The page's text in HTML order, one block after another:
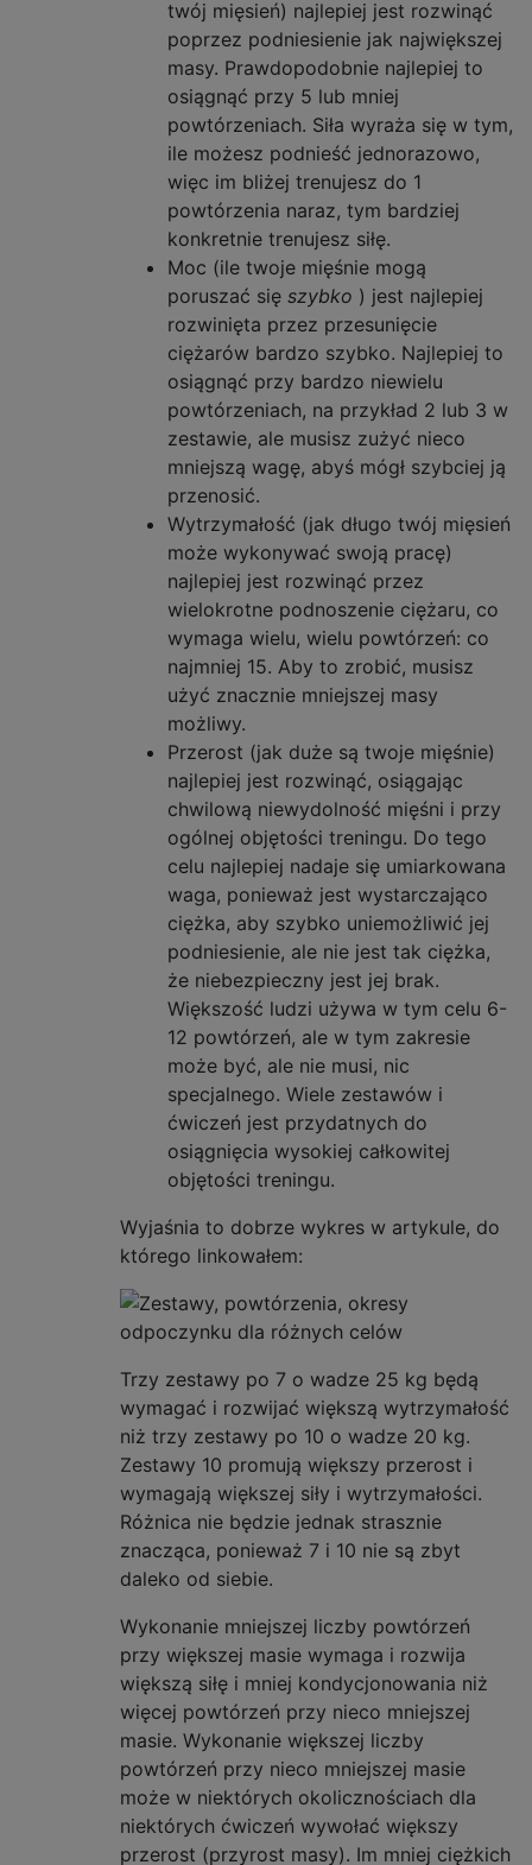
twój mięsień) najlepiej jest rozwinąć
poprzez podniesienie jak największej
masy. Prawdopodobnie najlepiej to
osiągnąć przy 5 lub mniej
powtórzeniach. Siła wyraża się w tym,
ile możesz podnieść jednorazowo,
więc im bliżej trenujesz do 1
powtórzenia naraz, tym bardziej
konkretnie trenujesz siłę.
Moc (ile twoje mięśnie mogą
poruszać się szybko ) jest najlepiej
rozwinięta przez przesunięcie
ciężarów bardzo szybko. Najlepiej to
osiągnąć przy bardzo niewielu
powtórzeniach, na przykład 2 lub 3 w
zestawie, ale musisz zużyć nieco
mniejszą wagę, abyś mógł szybciej ją
przenosić.
Wytrzymałość (jak długo twój mięsień
może wykonywać swoją pracę)
najlepiej jest rozwinąć przez
wielokrotne podnoszenie ciężaru, co
wymaga wielu, wielu powtórzeń: co
najmniej 15. Aby to zrobić, musisz
użyć znacznie mniejszej masy
możliwy.
Przerost (jak duże są twoje mięśnie)
najlepiej jest rozwinąć, osiągając
chwilową niewydolność mięśni i przy
ogólnej objętości treningu. Do tego
celu najlepiej nadaje się umiarkowana
waga, ponieważ jest wystarczająco
ciężka, aby szybko uniemożliwić jej
podniesienie, ale nie jest tak ciężka,
że ​​niebezpieczny jest jej brak.
Większość ludzi używa w tym celu 6-
12 powtórzeń, ale w tym zakresie
może być, ale nie musi, nic
specjalnego. Wiele zestawów i
ćwiczeń jest przydatnych do
osiągnięcia wysokiej całkowitej
objętości treningu.
Wyjaśnia to dobrze wykres w artykule, do
którego linkowałem:
Trzy zestawy po 7 o wadze 25 kg będą
wymagać i rozwijać większą wytrzymałość
niż trzy zestawy po 10 o wadze 20 kg.
Zestawy 10 promują większy przerost i
wymagają większej siły i wytrzymałości.
Różnica nie będzie jednak strasznie
znacząca, ponieważ 7 i 10 nie są zbyt
daleko od siebie.
Wykonanie mniejszej liczby powtórzeń
przy większej masie wymaga i rozwija
większą siłę i mniej kondycjonowania niż
więcej powtórzeń przy nieco mniejszej
masie. Wykonanie większej liczby
powtórzeń przy nieco mniejszej masie
może w niektórych okolicznościach dla
niektórych ćwiczeń wywołać większy
przerost (przyrost masy). Im mniej ciężkich